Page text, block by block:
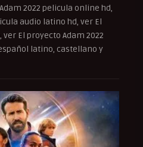
2022 pelicula online hd,
audio latino hd, ver El
El proyecto Adam 2022
latino, castellano y